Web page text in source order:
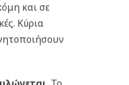
και σε
Κύρια